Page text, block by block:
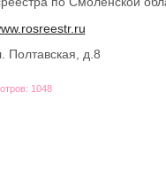
Полтавская, д.8
1048